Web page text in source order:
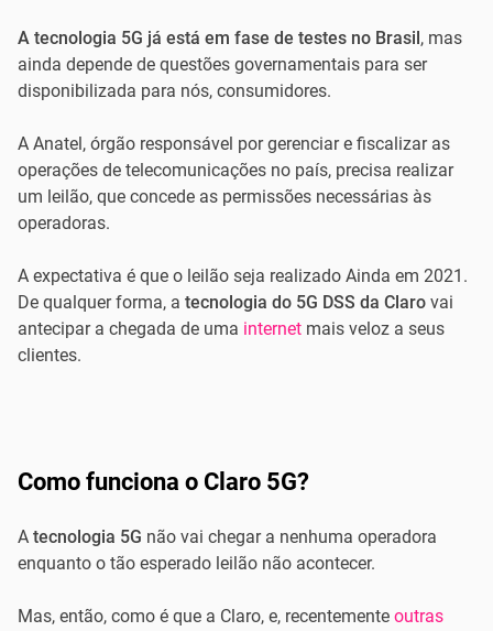
A tecnologia 5G já está em fase de testes no Brasil, mas
ainda depende de questões governamentais para ser
disponibilizada para nós, consumidores.
A Anatel, órgão responsável por gerenciar e fiscalizar as
operações de telecomunicações no país, precisa realizar
um leilão, que concede as permissões necessárias às
operadoras.
A expectativa é que o leilão seja realizado Ainda em 2021.
De qualquer forma, a tecnologia do 5G DSS da Claro vai
antecipar a chegada de uma internet mais veloz a seus
clientes.
Como funciona o Claro 5G?
A tecnologia 5G não vai chegar a nenhuma operadora
enquanto o tão esperado leilão não acontecer.
Mas, então, como é que a Claro, e, recentemente outras